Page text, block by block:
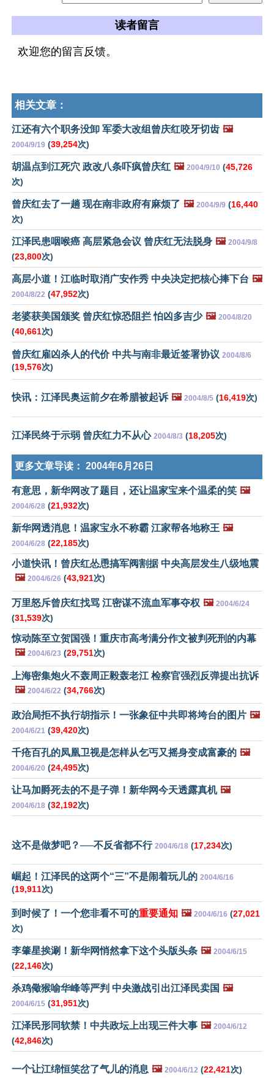
读者留言
欢迎您的留言反馈。
相关文章：
江还有六个职务没卸 军委大改组曾庆红咬牙切齿 🖼️
2004/9/19 (39,254次)
胡温点到江死穴 政改八条吓疯曾庆红 🖼️ 2004/9/10 (45,726
次)
曾庆红去了一趟 现在南非政府有麻烦了 🖼️ 2004/9/9 (16,440
次)
江泽民患咽喉癌 高层紧急会议 曾庆红无法脱身 🖼️ 2004/9/8
(23,800次)
高层小道！江临时取消广安作秀 中央决定把核心捧下台 🖼️
2004/8/22 (47,952次)
老婆获美国颁奖 曾庆红惊恐阻拦 怕凶多吉少 🖼️ 2004/8/20
(40,661次)
曾庆红雇凶杀人的代价 中共与南非最近签署协议 2004/8/6
(19,576次)
快讯：江泽民奥运前夕在希腊被起诉 🖼️ 2004/8/5 (16,419次)
江泽民终于示弱 曾庆红力不从心 2004/8/3 (18,205次)
更多文章导读： 2004年6月26日
有意思，新华网改了题目，还让温家宝来个温柔的笑 🖼️
2004/6/28 (21,932次)
新华网透消息！温家宝永不称霸 江家帮各地称王 🖼️
2004/6/28 (22,185次)
小道快讯！曾庆红怂恿搞军阀割据 中央高层发生八级地震
🖼️ 2004/6/26 (43,921次)
万里怒斥曾庆红找骂 江密谋不流血军事夺权 🖼️ 2004/6/24
(31,539次)
惊动陈至立贺国强！重庆市高考满分作文被判死刑的内幕
🖼️ 2004/6/23 (29,751次)
上海密集炮火不轰周正毅轰老江 检察官强烈反弹提出抗诉
🖼️ 2004/6/22 (34,766次)
政治局拒不执行胡指示！一张象征中共即将垮台的图片 🖼️
2004/6/21 (39,420次)
千疮百孔的凤凰卫视是怎样从乞丐又摇身变成富豪的 🖼️
2004/6/20 (24,495次)
让马加爵死去的不是子弹！新华网今天透露真机 🖼️
2004/6/18 (32,192次)
这不是做梦吧？──不反省都不行 2004/6/18 (17,234次)
崛起！江泽民的这两个“三”不是闹着玩儿的 2004/6/16
(19,911次)
到时候了！一个您非看不可的重要通知 🖼️ 2004/6/16 (27,021
次)
李肇星挨涮！新华网悄然拿下这个头版头条 🖼️ 2004/6/15
(22,146次)
杀鸡儆猴喻华峰等严判 中央激战引出江泽民卖国 🖼️
2004/6/15 (31,951次)
江泽民形同软禁！中共政坛上出现三件大事 🖼️ 2004/6/12
(42,846次)
一个让江绵恒笑岔了气儿的消息 🖼️ 2004/6/12 (22,421次)